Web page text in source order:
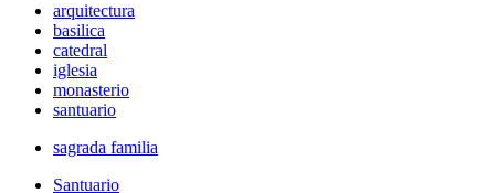
arquitectura
basilica
catedral
iglesia
monasterio
santuario
sagrada familia
Santuario